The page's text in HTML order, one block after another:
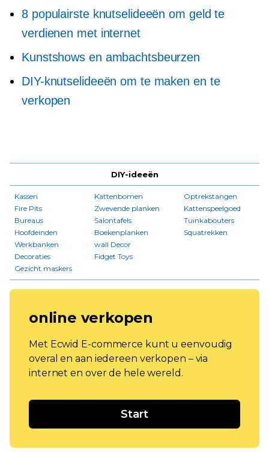
8 populairste knutselideeën om geld te
verdienen met internet
Kunstshows en ambachtsbeurzen
DIY-knutselideeën om te maken en te
verkopen
DIY-ideeën
Kassen
Fire Pits
Bureaus
Hoofdeinden
Werkbanken
Decoraties
Gezicht maskers
Kattenbomen
Zwevende planken
Salontafels
Boekenplanken
wall Decor
Fidget Toys
Optrekstangen
Kattenspeelgoed
Tuinkabouters
Squatrekken
online verkopen
Met Ecwid E-commerce kunt u eenvoudig
overal en aan iedereen verkopen – via
internet en over de hele wereld.
Start